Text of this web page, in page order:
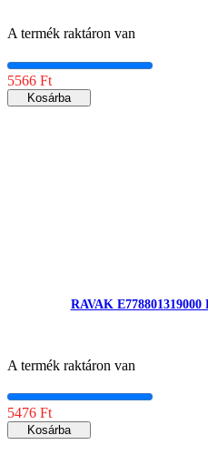
A termék raktáron van
5566 Ft
Kosárba
RAVAK
A termék raktáron van
5476 Ft
Kosárba